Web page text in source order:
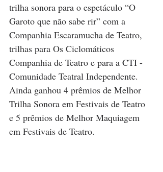
trilha sonora para o espetáculo “O
Garoto que não sabe rir” com a
Companhia Escaramucha de Teatro,
trilhas para Os Ciclomáticos
Companhia de Teatro e para a CTI -
Comunidade Teatral Independente.
Ainda ganhou 4 prêmios de Melhor
Trilha Sonora em Festivais de Teatro
e 5 prêmios de Melhor Maquiagem
em Festivais de Teatro.